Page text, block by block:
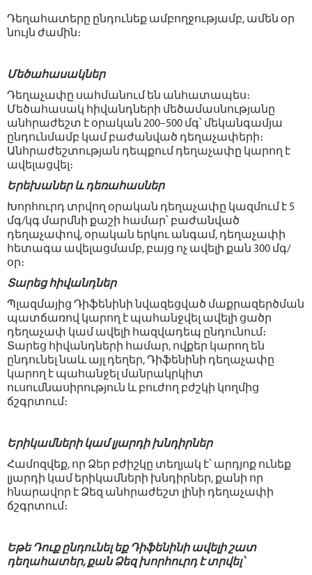
Դեղահատերը ընդունեք ամբողջությամբ, ամեն օր
նույն ժամին։
Մեծահասակներ
Դեղաչափը սահմանում են անհատապես։
Մեծահասակ հիվանդների մեծամասնությանը
անհրաժեշտ է օրական 200–500 մգ՝ մեկանգամյա
ընդունմամբ կամ բաժանված դեղաչափերի։
Անհրաժեշտության դեպքում դեղաչափը կարող է
ավելացվել։
Երեխաներ և դեռահասներ
Խորհուրդ տրվող օրական դեղաչափը կազմում է 5
մգ/կգ մարմնի քաշի համար՝ բաժանված
դեղաչափով, օրական երկու անգամ, դեղաչափի
հետագա ավելացմամբ, բայց ոչ ավելի քան 300 մգ/
օր։
Տարեց հիվանդներ
Պլազմայից Դիֆենինի նվազեցված մաքրազերծման
պատճառով կարող է պահանջվել ավելի ցածր
դեղաչափ կամ ավելի հազվադեպ ընդունում։
Տարեց հիվանդների համար, ովքեր կարող են
ընդունել նաև այլ դեղեր, Դիֆենինի դեղաչափը
կարող է պահանջել մանրակրկիտ
ուսումնասիրություն և բուժող բժշկի կողմից
ճշգրտում։
Երիկամների կամ լյարդի խնդիրներ
Համոզվեք, որ Ձեր բժիշկը տեղյակ է՝ արդյոք ունեք
լյարդի կամ երիկամների խնդիրներ, քանի որ
հնարավոր է Ձեզ անհրաժեշտ լինի դեղաչափի
ճշգրտում։
Եթե Դուք ընդունել եքԴիֆենինիավելի շատ
դեղահատեր, քան Ձեզ խորհուրդ է տրվել՝